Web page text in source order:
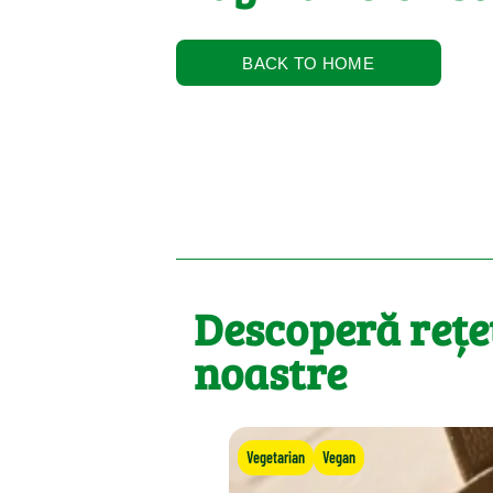
BACK TO HOME
Descoperă
noastre
Vegetarian Vegan